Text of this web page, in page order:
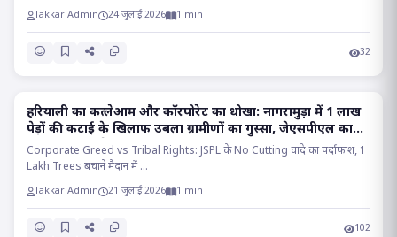
Takkar Admin 24 जुलाई 2026 1 min
32
RAIGARH
हरियाली का कत्लेआम और कॉरपोरेट का धोखा: नागरामुड़ा में 1 लाख
पेड़ों की कटाई के खिलाफ उबला ग्रामीणों का गुस्सा, जेएसपीएल का
वादा निकला सफेद झूठ!!
Corporate Greed vs Tribal Rights: JSPL के No Cutting वादे का पर्दाफाश, 1
Lakh Trees बचाने मैदान में ...
Takkar Admin 21 जुलाई 2026 1 min
102